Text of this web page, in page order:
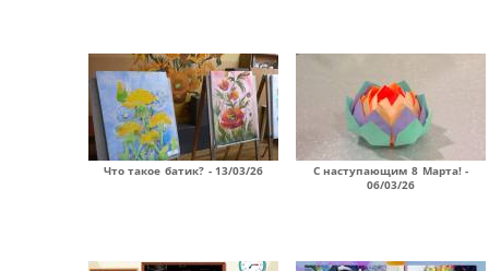
Что такое батик? - 13/03/26
С наступающим 8 Марта! -
06/03/26